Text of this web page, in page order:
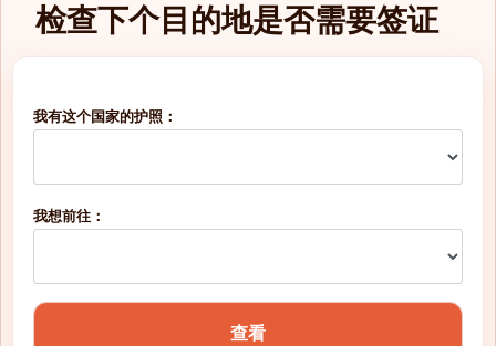
检查下个目的地是否需要签证
我有这个国家的护照：
我想前往：
查看